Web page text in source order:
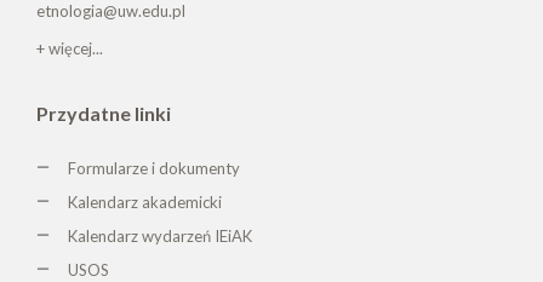
etnologia@uw.edu.pl
+ więcej...
Przydatne linki
Formularze i dokumenty
Kalendarz akademicki
Kalendarz wydarzeń IEiAK
USOS